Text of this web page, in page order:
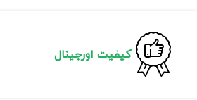
کیفیت اورجینال